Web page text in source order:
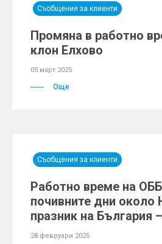
Съобщения за клиенти
Промяна в работно
клон Елхово
05 март 2025
Още
Съобщения за клиенти
Работно време на
почивните дни около
празник на България
28 февруари 2025